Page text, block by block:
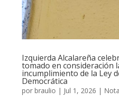
Izquierda Alcalareña
tomado en consideración
incumplimiento de la Ley
Democrática
por braulio | Jul 1, 2026 |